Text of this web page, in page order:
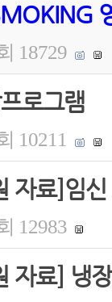
18729
로그램
10211
자료]임
12983
자료] 냉